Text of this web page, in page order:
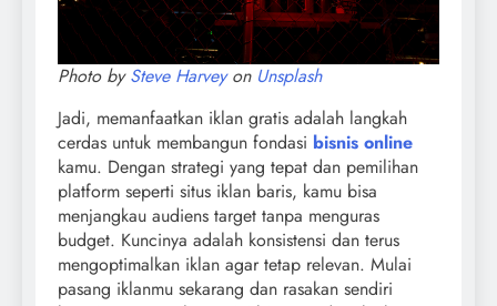
Photo bySteve Harveyon Unsplash
Jadi, memanfaatkan iklan gratis adalah langkah
cerdas untuk membangun fondasi bisnis online
kamu. Dengan strategi yang tepat dan pemilihan
platform seperti situs iklan baris, kamu bisa
menjangkau audiens target tanpa menguras
budget. Kuncinya adalah konsistensi dan terus
mengoptimalkan iklan agar tetap relevan. Mulai
pasang iklanmu sekarang dan rasakan sendiri